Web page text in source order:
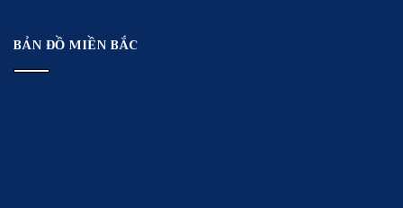
BẢN ĐỒ MIỀN BẮC